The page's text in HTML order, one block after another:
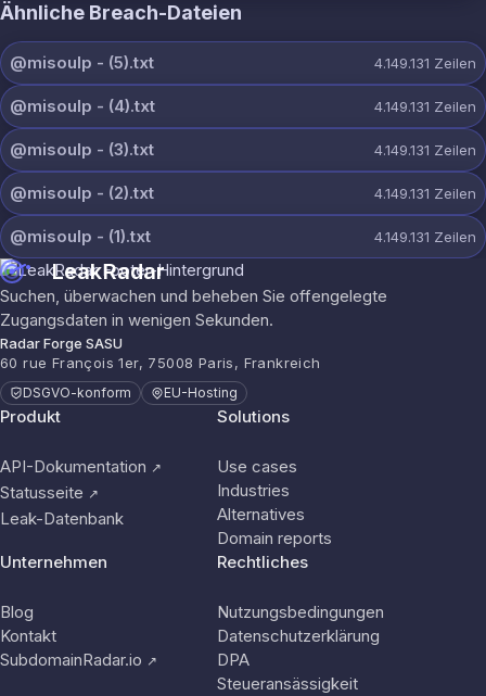
Ähnliche Breach-Dateien
@misoulp - (5).txt 4.149.131 Zeilen
@misoulp - (4).txt 4.149.131 Zeilen
@misoulp - (3).txt 4.149.131 Zeilen
@misoulp - (2).txt 4.149.131 Zeilen
@misoulp - (1).txt 4.149.131 Zeilen
LeakRadar
Suchen, überwachen und beheben Sie offengelegte
Zugangsdaten in wenigen Sekunden.
Radar Forge SASU
60 rue François 1er, 75008 Paris, Frankreich
DSGVO-konform EU-Hosting
Produkt
API-Dokumentation ↗
Statusseite ↗
Leak-Datenbank
Solutions
Use cases
Industries
Alternatives
Domain reports
Unternehmen
Blog
Kontakt
SubdomainRadar.io ↗
Rechtliches
Nutzungsbedingungen
Datenschutzerklärung
DPA
Steueransässigkeit